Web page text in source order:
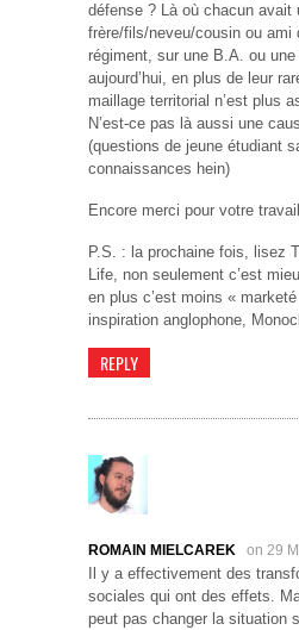
défense ? Là où chacun avait
frère/fils/neveu/cousin ou ami
régiment, sur une B.A. ou
aujourd’hui, en plus de leur
maillage territorial n’est plus
N’est-ce pas là aussi une
(questions de jeune étudiant
connaissances hein)
Encore merci pour votre
P.S. : la prochaine fois, lisez
Life, non seulement c’est
en plus c’est moins «
inspiration anglophone,
REPLY
ROMAIN MIELCAREK on 29
Il y a effectivement des
sociales qui ont des effets.
peut pas changer la situation